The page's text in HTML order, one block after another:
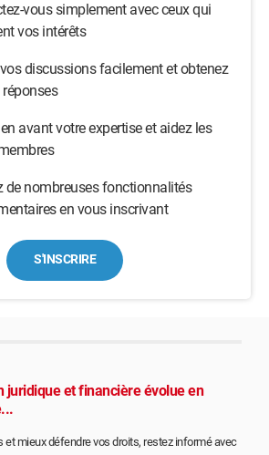
vous simplement avec ceux qui
vos intérêts
discussions facilement et obtenez
avant votre expertise et aidez les
de nombreuses fonctionnalités
en vous inscrivant
S'INSCRIRE
juridique et financière évolue en
et mieux défendre vos droits, restez informé avec